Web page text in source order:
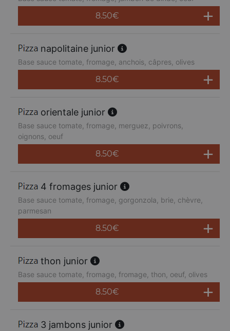
8.50€
napolitaine junior
Base sauce tomate, fromage, anchois, câpres, olives
8.50€
orientale junior
Base sauce tomate, fromage, merguez, poivrons,
oignons, oeuf
8.50€
4 fromages junior
Base sauce tomate, fromage, gorgonzola, brie, chèvre,
parmesan
8.50€
thon junior
Base sauce tomate, fromage, fromage, thon, oeuf, olives
8.50€
3 jambons junior